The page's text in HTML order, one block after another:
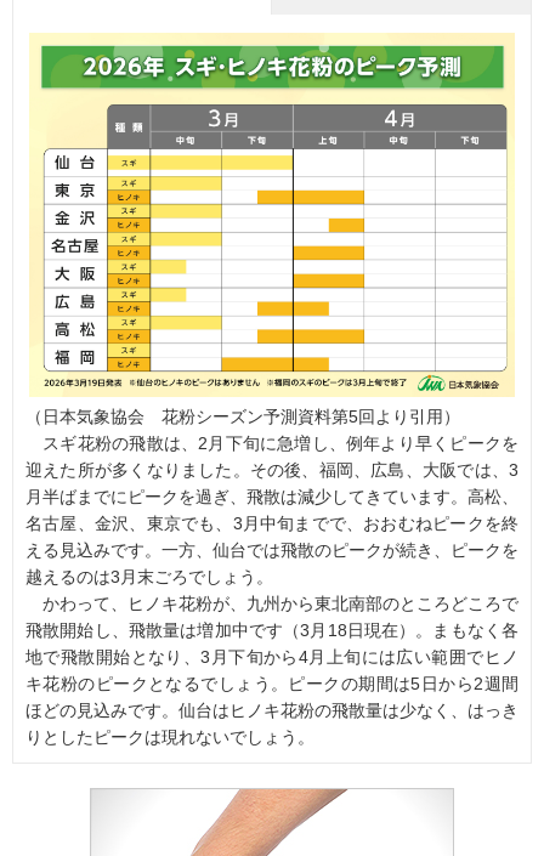
（日本気象協会 花粉シーズン予測資料第5回より引用）
スギ花粉の飛散は、2月下旬に急増し、例年より早くピークを
迎えた所が多くなりました。その後、福岡、広島、大阪では、3
月半ばまでにピークを過ぎ、飛散は減少してきています。高松、
名古屋、金沢、東京でも、3月中旬までで、おおむねピークを終
える見込みです。一方、仙台では飛散のピークが続き、ピークを
越えるのは3月末ごろでしょう。
かわって、ヒノキ花粉が、九州から東北南部のところどころで
飛散開始し、飛散量は増加中です（3月18日現在）。まもなく各
地で飛散開始となり、3月下旬から4月上旬には広い範囲でヒノ
キ花粉のピークとなるでしょう。ピークの期間は5日から2週間
ほどの見込みです。仙台はヒノキ花粉の飛散量は少なく、はっき
りとしたピークは現れないでしょう。